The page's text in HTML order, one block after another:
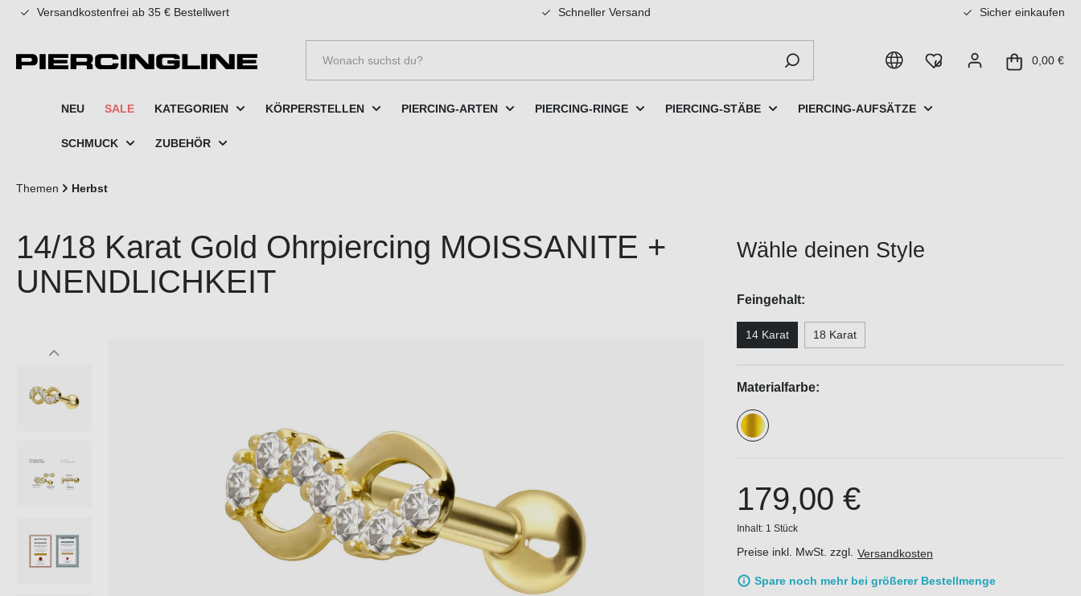
springen Zur Hauptnavigation springen
Versandkostenfrei ab 35 € Bestellwert Schneller Versand Sicher einkaufen
0,00 €
NEU SALE KATEGORIEN KÖRPERSTELLEN PIERCING-ARTEN PIERCING-RINGE PIERCING-STÄBE PIERCING-AUFSÄTZE
SCHMUCK ZUBEHÖR
Themen Herbst
14/18 Karat Gold Ohrpiercing MOISSANITE +
UNENDLICHKEIT
Wähle deinen Style
Feingehalt:
14 Karat 18 Karat
Materialfarbe:
179,00 €
Inhalt: 1 Stück
Preise inkl. MwSt. zzgl. Versandkosten
Spare noch mehr bei größerer Bestellmenge